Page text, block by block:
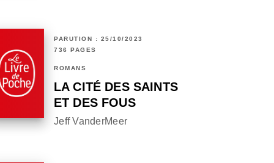
PARUTION : 25/10/2023
736 PAGES
ROMANS
LA CITÉ DES SAINTS
ET DES FOUS
Jeff VanderMeer